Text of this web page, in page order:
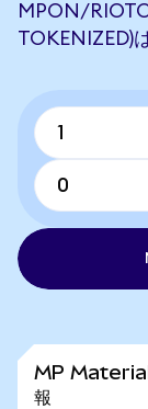
MPON/
TOKENIZED)
MP
報